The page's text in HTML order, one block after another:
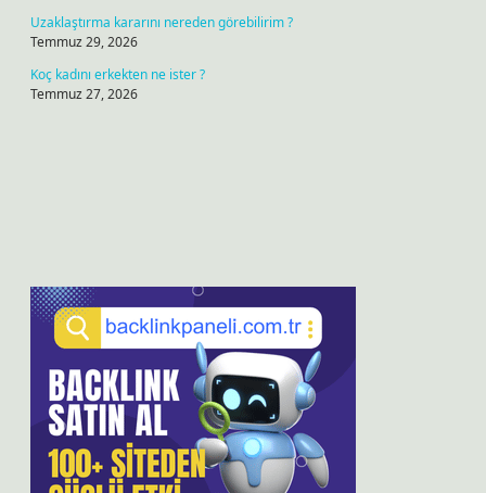
Uzaklaştırma kararını nereden görebilirim ?
Temmuz 29, 2026
Koç kadını erkekten ne ister ?
Temmuz 27, 2026